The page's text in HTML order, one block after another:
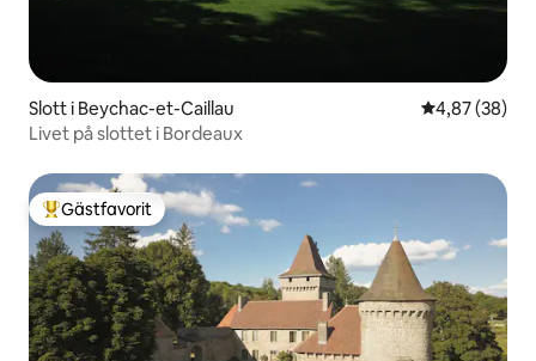
Slott i Beychac-et-Caillau 4,87 av 5 i
4,87 (38)
Livet på slottet i Bordeaux
Populär gästfavorit
Gästfavorit